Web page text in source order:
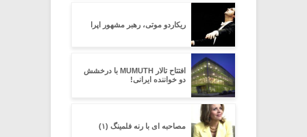
ریکاردو موتی، رهبر مشهور اپرا
افتتاح تالار MUMUTH با درخشش
دو خواننده ایرانی!
مصاحبه ای با رنه فلمینگ (۱)